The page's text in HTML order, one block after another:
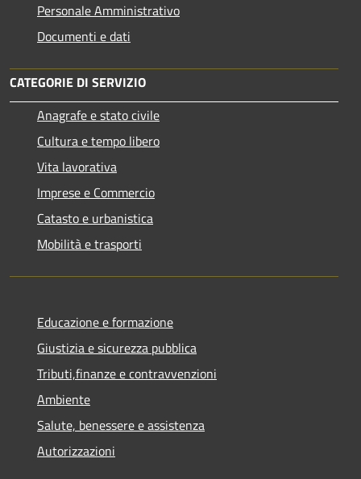
Personale Amministrativo
Documenti e dati
CATEGORIE DI SERVIZIO
Anagrafe e stato civile
Cultura e tempo libero
Vita lavorativa
Imprese e Commercio
Catasto e urbanistica
Mobilità e trasporti
Educazione e formazione
Giustizia e sicurezza pubblica
Tributi,finanze e contravvenzioni
Ambiente
Salute, benessere e assistenza
Autorizzazioni